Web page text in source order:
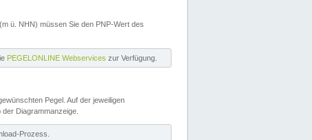
ü. NHN) müssen Sie den PNP-Wert des
PEGELONLINE Webservices zur Verfügung.
Pegel. Auf der jeweiligen
Diagrammanzeige.
Prozess.